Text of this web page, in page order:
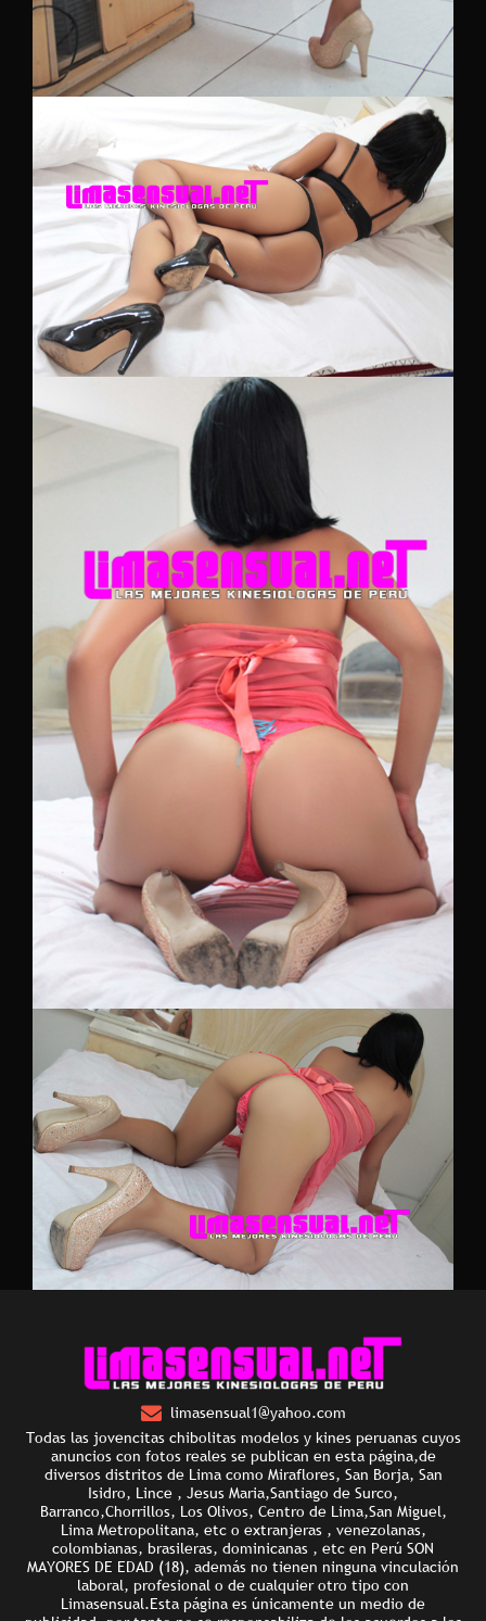
limasensual1@yahoo.com
Todas las jovencitas chibolitas modelos y kines peruanas cuyos
anuncios con fotos reales se publican en esta página,de
diversos distritos de Lima como Miraflores, San Borja, San
Isidro, Lince , Jesus Maria,Santiago de Surco,
Barranco,Chorrillos, Los Olivos, Centro de Lima,San Miguel,
Lima Metropolitana, etc o extranjeras , venezolanas,
colombianas, brasileras, dominicanas , etc en Perú SON
MAYORES DE EDAD (18), además no tienen ninguna vinculación
laboral, profesional o de cualquier otro tipo con
Limasensual.Esta página es únicamente un medio de